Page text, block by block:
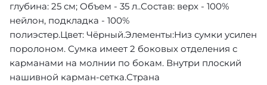
глубина: 25 см; Объем - 35 л..Состав: верх - 100%
нейлон, подкладка - 100%
полиэстер.Цвет: Чёрный.Элементы:Низ сумки усилен
поролоном. Сумка имеет 2 боковых отделения с
карманами на молнии по бокам. Внутри плоский
нашивной карман-сетка.Страна